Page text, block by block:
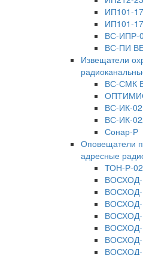
ИП101-
ИП101-
ВС-ИПР-
ВС-ПИ
Извещатели
ВС-СМК
ВС-ИК-
ВС-ИК-
Сонар-Р
Оповещатели
адресные
ТОН-Р-
ВОСХОД-
ВОСХОД-
ВОСХОД-
ВОСХОД-
ВОСХОД-